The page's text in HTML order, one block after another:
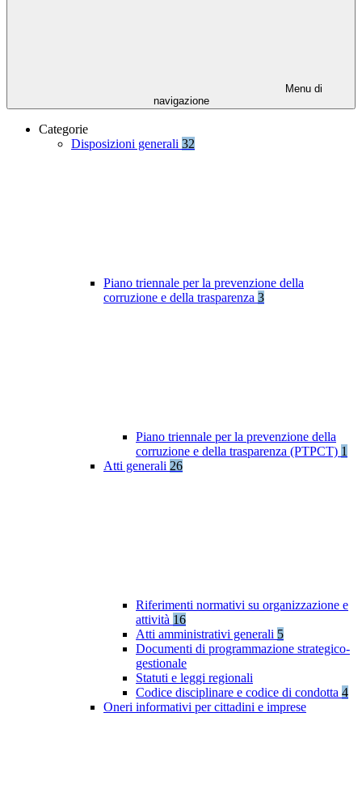
Menu di
navigazione
Categorie
Disposizioni generali 32
Piano triennale per la prevenzione della
corruzione e della trasparenza 3
Piano triennale per la prevenzione della
corruzione e della trasparenza (PTPCT) 1
Atti generali 26
Riferimenti normativi su organizzazione e
attività 16
Atti amministrativi generali 5
Documenti di programmazione strategico-
gestionale
Statuti e leggi regionali
Codice disciplinare e codice di condotta 4
Oneri informativi per cittadini e imprese